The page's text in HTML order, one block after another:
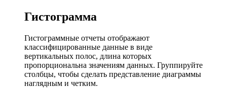
Гистограмма
Гистограммные отчеты отображают
классифицированные данные в виде
вертикальных полос, длина которых
пропорциональна значениям данных. Группируйте
столбцы, чтобы сделать представление диаграммы
наглядным и четким.